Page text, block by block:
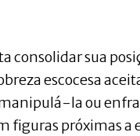
consolidar sua
escocesa
la ou
figuras próximas a